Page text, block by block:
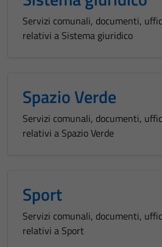
Servizi comunali, documenti,
relativi a Sistema giuridico
Spazio Verde
Servizi comunali, documenti,
relativi a Spazio Verde
Sport
Servizi comunali, documenti,
relativi a Sport